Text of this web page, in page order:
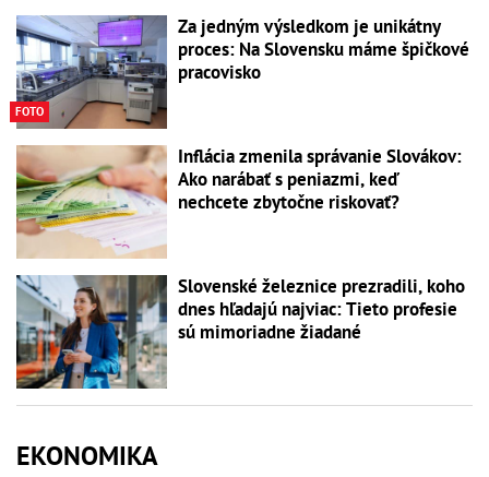
FOTO
Za jedným výsledkom je unikátny
proces: Na Slovensku máme špičkové
pracovisko
Inflácia zmenila správanie Slovákov:
Ako narábať s peniazmi, keď
nechcete zbytočne riskovať?
Slovenské železnice prezradili, koho
dnes hľadajú najviac: Tieto profesie
sú mimoriadne žiadané
EKONOMIKA